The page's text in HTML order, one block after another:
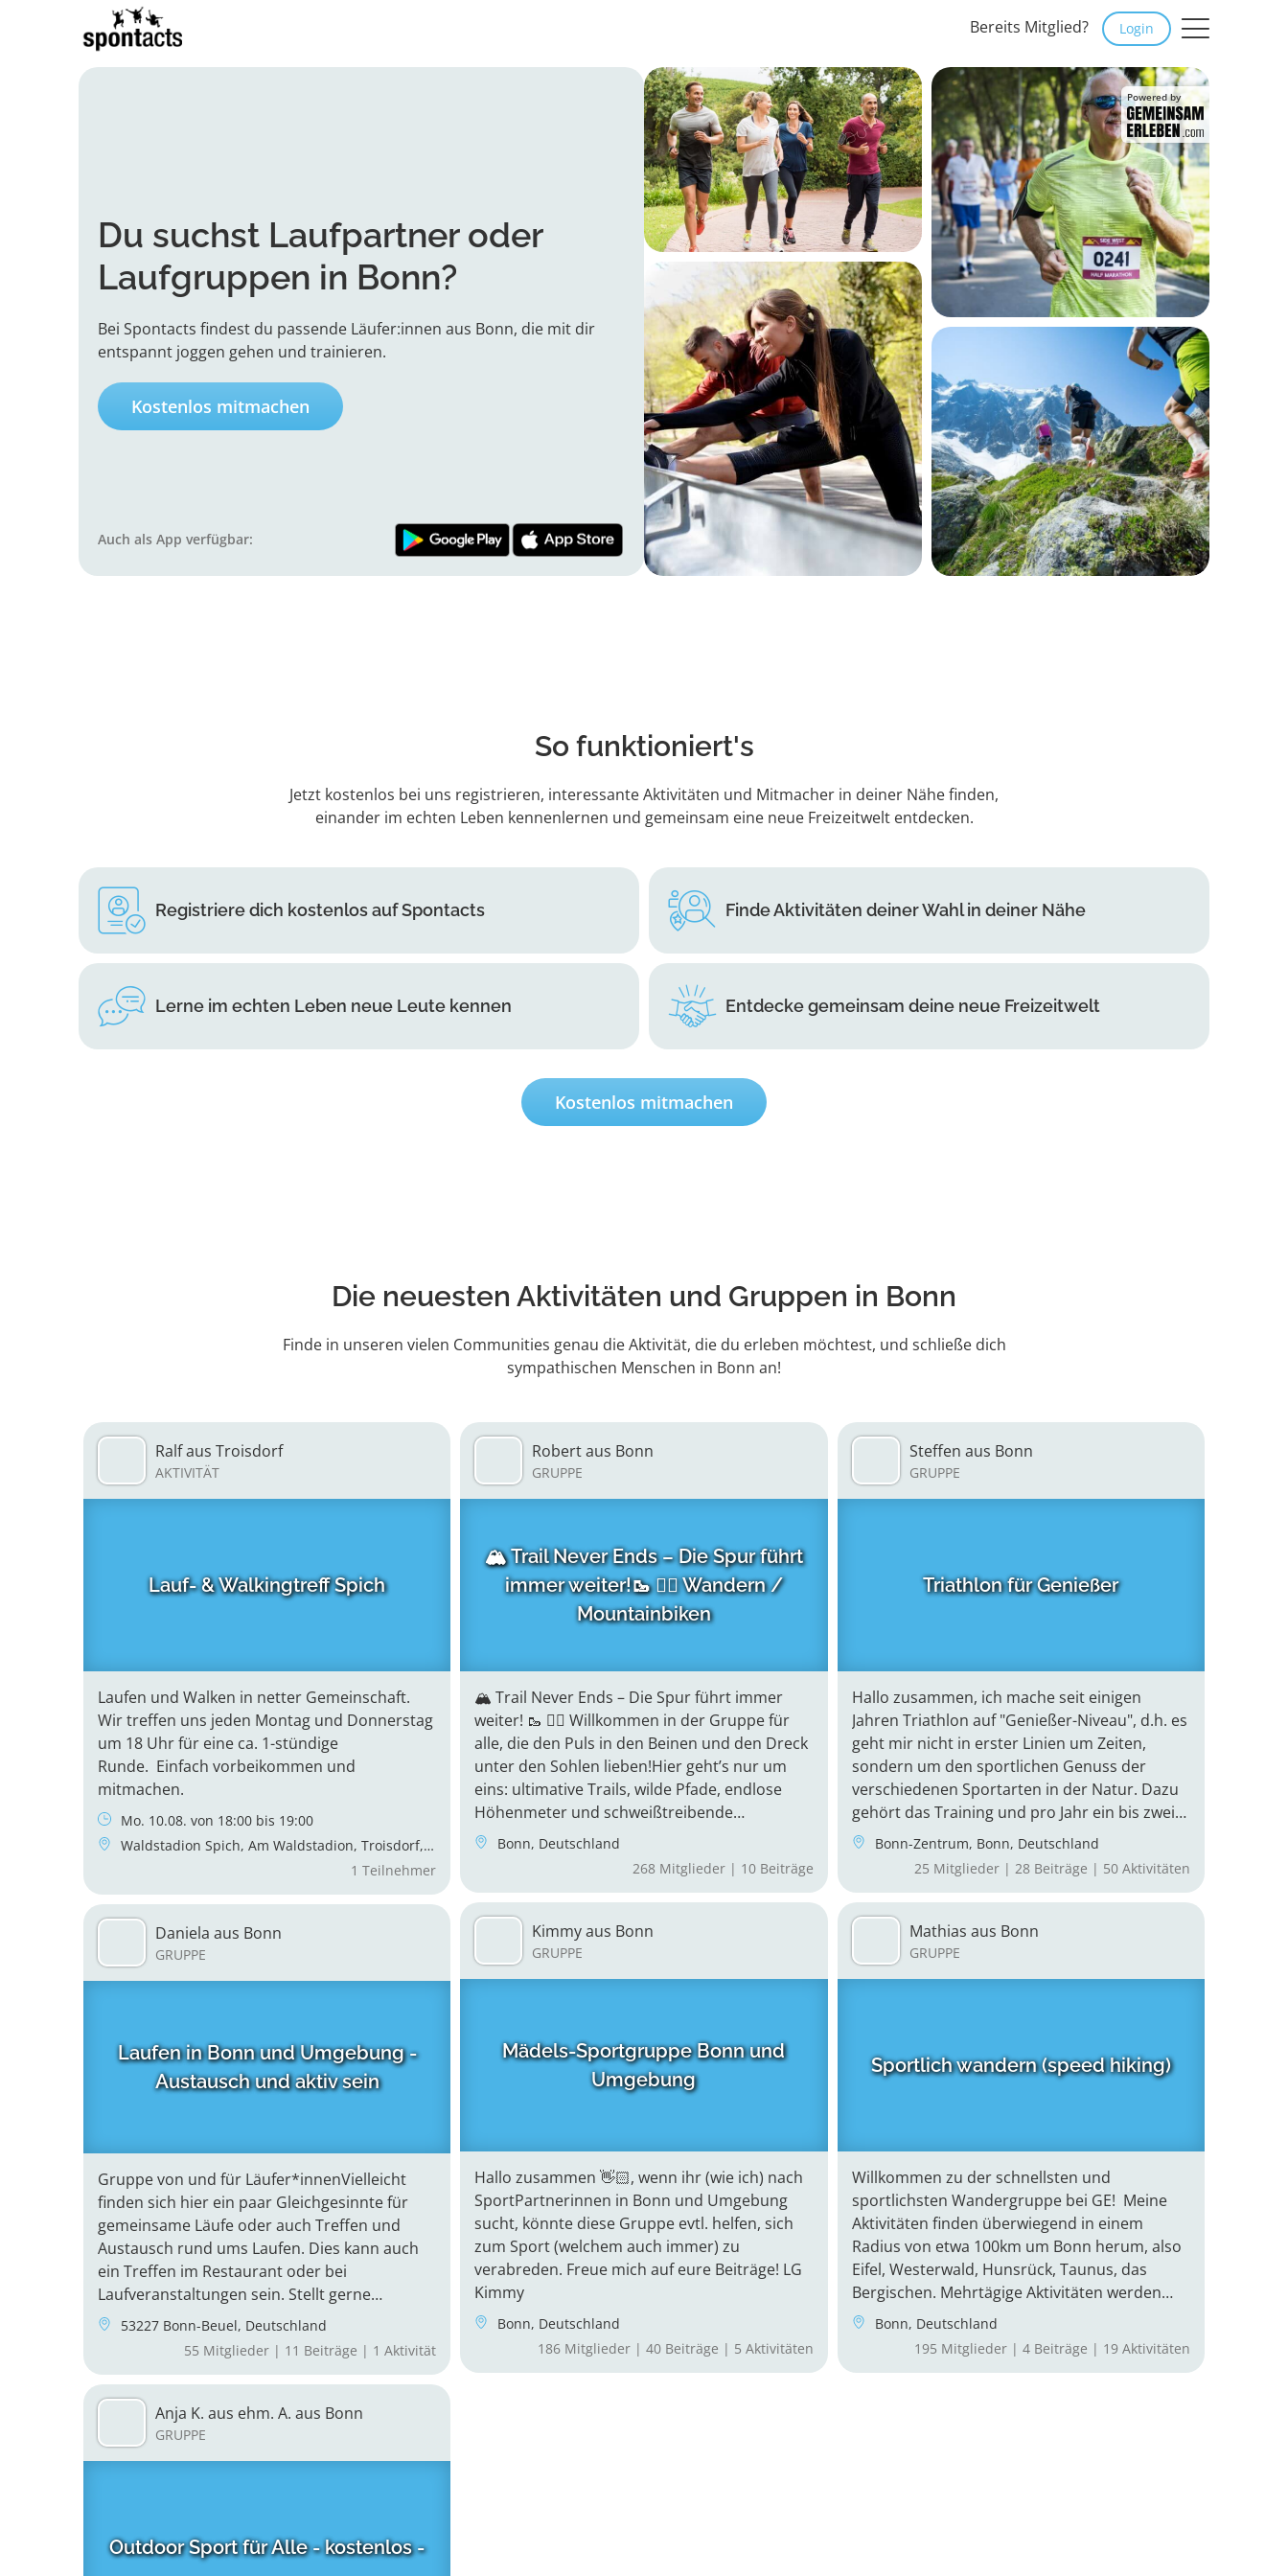
Bereits Mitglied? Login
Powered by
Du suchst Laufpartner oder
Laufgruppen in Bonn?
Bei Spontacts findest du passende Läufer:innen aus Bonn, die mit dir
entspannt joggen gehen und trainieren.
Kostenlos mitmachen
Auch als App verfügbar:
So funktioniert's
Jetzt kostenlos bei uns registrieren, interessante Aktivitäten und Mitmacher in deiner Nähe finden,
einander im echten Leben kennenlernen und gemeinsam eine neue Freizeitwelt entdecken.
Registriere dich kostenlos auf Spontacts Finde Aktivitäten deiner Wahl in deiner Nähe
Lerne im echten Leben neue Leute kennen Entdecke gemeinsam deine neue Freizeitwelt
Kostenlos mitmachen
Die neuesten Aktivitäten und Gruppen in Bonn
Finde in unseren vielen Communities genau die Aktivität, die du erleben möchtest, und schließe dich
sympathischen Menschen in Bonn an!